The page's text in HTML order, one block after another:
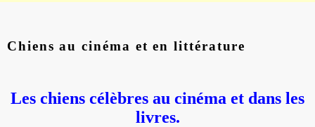
Chiens au cinéma et en littérature
Les chiens célèbres au cinéma et dans les
livres.